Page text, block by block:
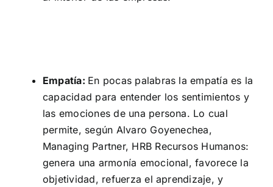
Empatía: En pocas palabras la empatía es la
capacidad para entender los sentimientos y
las emociones de una persona. Lo cual
permite, según Alvaro Goyenechea,
Managing Partner, HRB Recursos Humanos:
genera una armonía emocional, favorece la
objetividad, refuerza el aprendizaje, y